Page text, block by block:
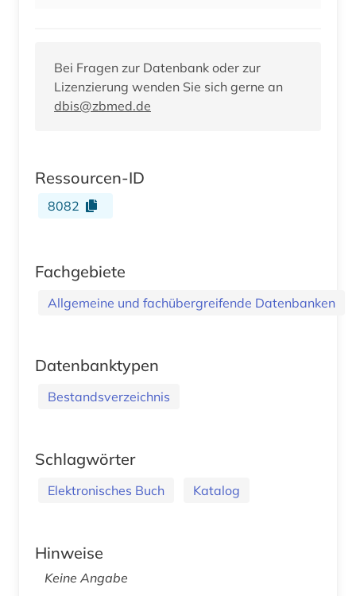
Bei Fragen zur Datenbank oder zur
Lizenzierung wenden Sie sich gerne an
dbis@zbmed.de
Ressourcen-ID
8082
Fachgebiete
Allgemeine und fachübergreifende Datenbanken
Datenbanktypen
Bestandsverzeichnis
Schlagwörter
Elektronisches Buch Katalog
Hinweise
Keine Angabe